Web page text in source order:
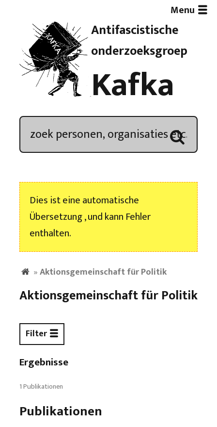
Antifascistische
onderzoeksgroep
Kafka
Menu
Artikelen
Demonstratieoverzicht
Kroniek
Nieuwsbrief
Dies ist eine automatische
Übersetzung , und kann Fehler
enthalten.
»Aktionsgemeinschaft für Politik
Aktionsgemeinschaft für Politik
Filter
Ergebnisse
1 Publikationen
Publikationen